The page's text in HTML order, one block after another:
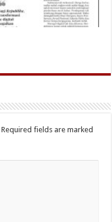
Required fields are marked